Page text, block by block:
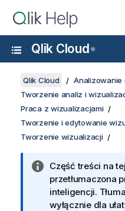
Qlik Cloud ®
Qlik Cloud
Analizowanie
Tworzenie analiz i
Praca z wizualizacjami
Tworzenie i edytowanie
Tworzenie wizualizacji
Część treści na
przetłumaczona
inteligencji.
wyłącznie dla